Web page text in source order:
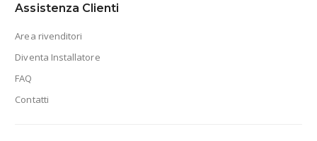
Assistenza Clienti
Area rivenditori
Diventa Installatore
FAQ
Contatti